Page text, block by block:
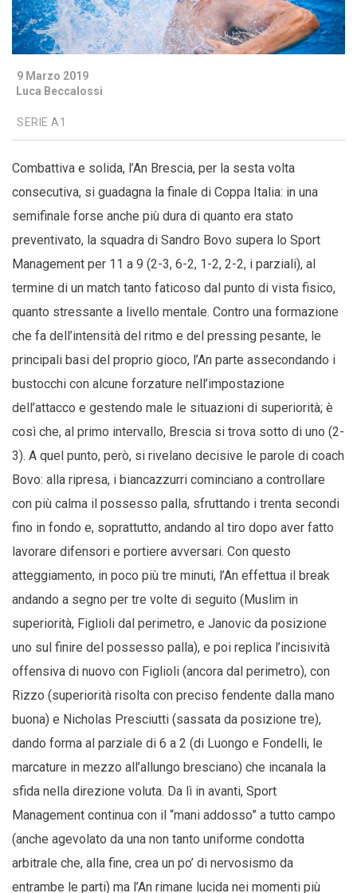
9 Marzo 2019
Luca Beccalossi
SERIE A1
Combattiva e solida, l’An Brescia, per la sesta volta
consecutiva, si guadagna la finale di Coppa Italia: in una
semifinale forse anche più dura di quanto era stato
preventivato, la squadra di Sandro Bovo supera lo Sport
Management per 11 a 9 (2-3, 6-2, 1-2, 2-2, i parziali), al
termine di un match tanto faticoso dal punto di vista fisico,
quanto stressante a livello mentale. Contro una formazione
che fa dell’intensità del ritmo e del pressing pesante, le
principali basi del proprio gioco, l’An parte assecondando i
bustocchi con alcune forzature nell’impostazione
dell’attacco e gestendo male le situazioni di superiorità; è
così che, al primo intervallo, Brescia si trova sotto di uno (2-
3). A quel punto, però, si rivelano decisive le parole di coach
Bovo: alla ripresa, i biancazzurri cominciano a controllare
con più calma il possesso palla, sfruttando i trenta secondi
fino in fondo e, soprattutto, andando al tiro dopo aver fatto
lavorare difensori e portiere avversari. Con questo
atteggiamento, in poco più tre minuti, l’An effettua il break
andando a segno per tre volte di seguito (Muslim in
superiorità, Figlioli dal perimetro, e Janovic da posizione
uno sul finire del possesso palla), e poi replica l’incisività
offensiva di nuovo con Figlioli (ancora dal perimetro), con
Rizzo (superiorità risolta con preciso fendente dalla mano
buona) e Nicholas Presciutti (sassata da posizione tre),
dando forma al parziale di 6 a 2 (di Luongo e Fondelli, le
marcature in mezzo all’allungo bresciano) che incanala la
sfida nella direzione voluta. Da lì in avanti, Sport
Management continua con il “mani addosso” a tutto campo
(anche agevolato da una non tanto uniforme condotta
arbitrale che, alla fine, crea un po’ di nervosismo da
entrambe le parti) ma l’An rimane lucida nei momenti più